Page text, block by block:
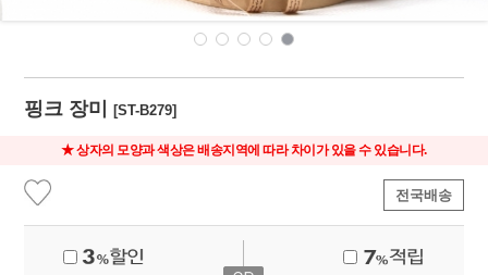
핑크 장미[ST-B279]
★ 상자의 모양과 색상은 배송지역에 따라 차이가 있을 수 있습니다.
전국배송